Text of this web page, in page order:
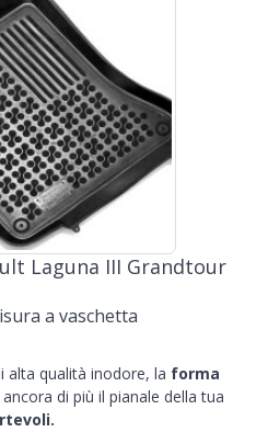
Laguna III Grandtour
a vaschetta
alta qualità inodore, la forma
di più il pianale della tua